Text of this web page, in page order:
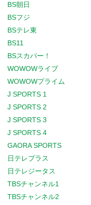
BS朝日
BSフジ
BSテレ東
BS11
BSスカパー！
WOWOWライブ
WOWOWプライム
J SPORTS 1
J SPORTS 2
J SPORTS 3
J SPORTS 4
GAORA SPORTS
日テレプラス
日テレジータス
TBSチャンネル1
TBSチャンネル2